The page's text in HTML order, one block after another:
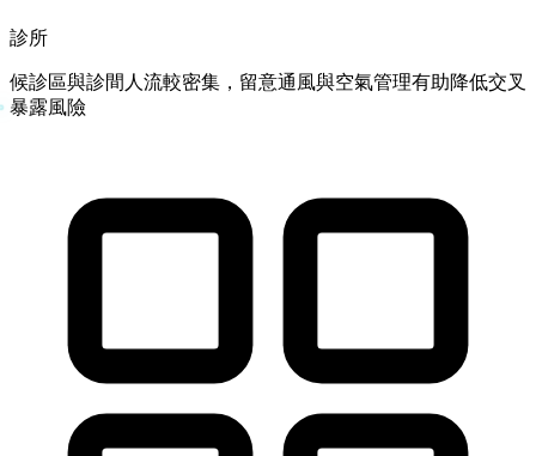
診所
候診區與診間人流較密集，留意通風與空氣管理有助降低交叉
暴露風險